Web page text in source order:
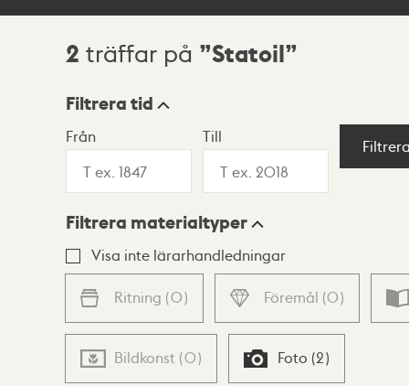
Sökresultat
2 träffar på Statoil
Visningsläge
Lista Karta
Filtrera tid
Från Till
Filtrera materialtyper
Visa inte lärarhandledningar
Ritning (0) Föremål (0)
Bildkonst (0) Foto (2)